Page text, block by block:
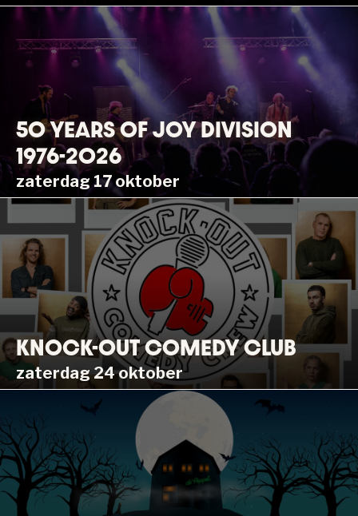
50 YEARS OF JOY DIVISION
1976-2026
zaterdag 17 oktober
KNOCK-OUT COMEDY CLUB
zaterdag 24 oktober